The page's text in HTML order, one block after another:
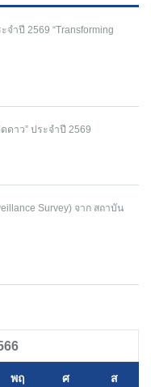
ำปี 2569 “Transforming
ดาว” ประจำปี 2569
Survey) จาก สถาบัน
พฤ ศ ส